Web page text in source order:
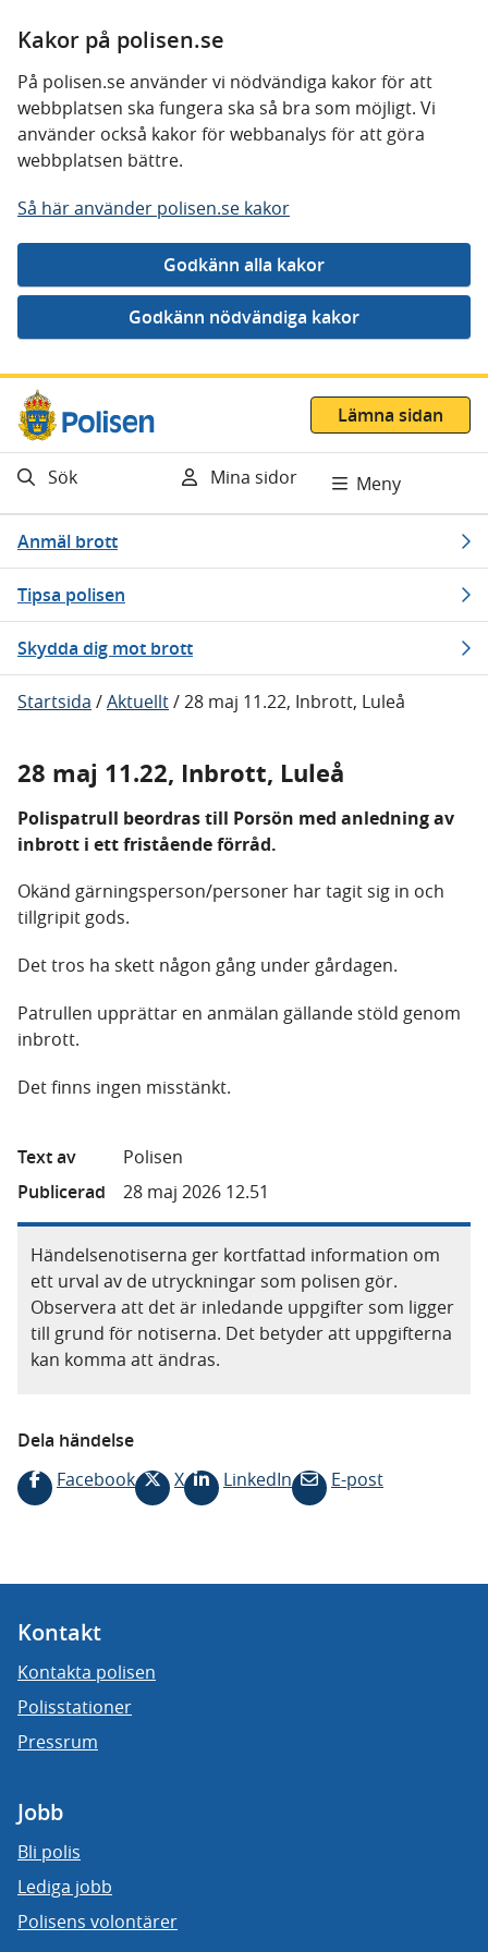
Kakor på polisen.se
På polisen.se använder vi nödvändiga kakor för att
webbplatsen ska fungera ska så bra som möjligt. Vi
använder också kakor för webbanalys för att göra
webbplatsen bättre.
Så här använder polisen.se kakor
Gå direkt till innehåll
Lämna sidan
Sök Mina sidor Meny
Anmäl brott
Tipsa polisen
Skydda dig mot brott
Startsida /Aktuellt/28 maj 11.22, Inbrott, Luleå
28 maj 11.22, Inbrott, Luleå
Polispatrull beordras till Porsön med anledning av
inbrott i ett fristående förråd.
Okänd gärningsperson/personer har tagit sig in och
tillgripit gods.
Det tros ha skett någon gång under gårdagen.
Patrullen upprättar en anmälan gällande stöld genom
inbrott.
Det finns ingen misstänkt.
Text av
Polisen
Publicerad
28 maj 2026 12.51
Händelsenotiserna ger kortfattad information om
ett urval av de utryckningar som polisen gör.
Observera att det är inledande uppgifter som ligger
till grund för notiserna. Det betyder att uppgifterna
kan komma att ändras.
Dela händelse
Facebook
X LinkedIn E-post
Kontakt
Kontakta polisen
Polisstationer
Pressrum
Jobb
Bli polis
Lediga jobb
Polisens volontärer